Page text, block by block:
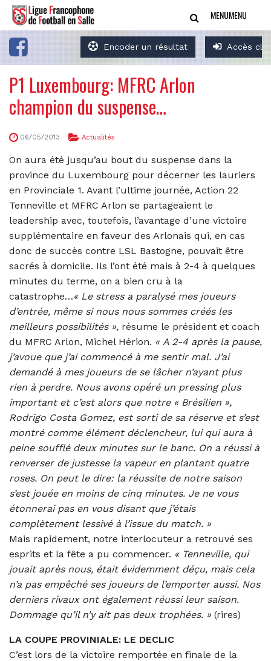
Encoder un résultat Accès
MENUMENU
P1 Luxembourg: MFRC Arlon
champion du suspense…
06/05/2013 Actualités
On aura été jusqu’au bout du suspense dans la
province du Luxembourg pour décerner les lauriers
en Provinciale 1. Avant l’ultime journée, Action 22
Tenneville et MFRC Arlon se partageaient le
leadership avec, toutefois, l’avantage d’une victoire
supplémentaire en faveur des Arlonais qui, en cas
donc de succès contre LSL Bastogne, pouvait être
sacrés à domicile. Ils l’ont été mais à 2-4 à quelques
minutes du terme, on a bien cru à la
catastrophe…« Le stress a paralysé mes joueurs
d’entrée, même si nous nous sommes créés les
meilleurs possibilités », résume le président et coach
du MFRC Arlon, Michel Hérion. « A 2-4 après la pause,
j’avoue que j’ai commencé à me sentir mal. J’ai
demandé à mes joueurs de se lâcher n’ayant plus
rien à perdre. Nous avons opéré un pressing plus
important et c’est alors que notre « Brésilien »,
Rodrigo Costa Gomez, est sorti de sa réserve et s’est
montré comme élément déclencheur, lui qui aura à
peine soufflé deux minutes sur le banc. On a réussi à
renverser de justesse la vapeur en plantant quatre
roses. On peut le dire: la réussite de notre saison
s’est jouée en moins de cinq minutes. Je ne vous
étonnerai pas en vous disant que j’étais
complètement lessivé à l’issue du match. »
Mais rapidement, notre interlocuteur a retrouvé ses
esprits et la fête a pu commencer. « Tenneville, qui
jouait après nous, était évidemment déçu, mais cela
n’a pas empêché ses joueurs de l’emporter aussi. Nos
derniers rivaux ont également réussi leur saison.
Dommage qu’il n’y ait pas deux trophées. » (rires)
LA COUPE PROVINIALE: LE DECLIC
C’est lors de la victoire remportée en finale de la